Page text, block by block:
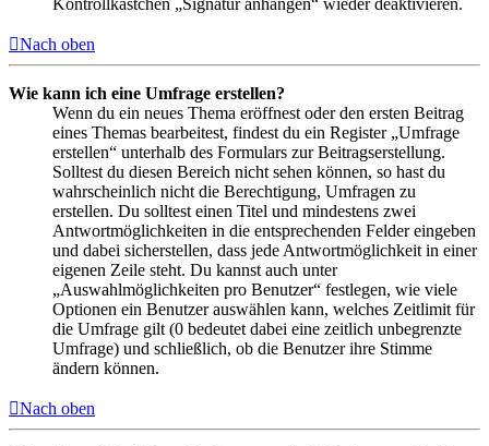
Nach oben
Wie kann ich eine Umfrage erstellen?
Wenn du ein neues Thema eröffnest oder den ersten Beitrag
eines Themas bearbeitest, findest du ein Register „Umfrage
erstellen“ unterhalb des Formulars zur Beitragserstellung.
Solltest du diesen Bereich nicht sehen können, so hast du
wahrscheinlich nicht die Berechtigung, Umfragen zu
erstellen. Du solltest einen Titel und mindestens zwei
Antwortmöglichkeiten in die entsprechenden Felder eingeben
und dabei sicherstellen, dass jede Antwortmöglichkeit in einer
eigenen Zeile steht. Du kannst auch unter
„Auswahlmöglichkeiten pro Benutzer“ festlegen, wie viele
Optionen ein Benutzer auswählen kann, welches Zeitlimit für
die Umfrage gilt (0 bedeutet dabei eine zeitlich unbegrenzte
Umfrage) und schließlich, ob die Benutzer ihre Stimme
ändern können.
Nach oben